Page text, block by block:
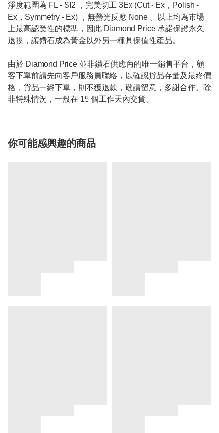
淨度範圍為 FL - SI2 ，完美切工 3Ex (Cut - Ex，Polish -
Ex，Symmetry - Ex) ，無螢光反應 None 。以上均為市場
上最高認受性的標準，因此 Diamond Price 承諾保證永久
退換，讓鑽石成為黃金以外另一種具保值性產品。
由於 Diamond Price 並非鑽石供應商的唯一銷售平台，顧
客下單前請先向客戶服務員聯絡，以確認貨品存量及最終價
格，貨品一經下單，則不獲退款，敬請留意，多謝合作。除
非特殊情況，一般在 15 個工作天內交貨。
你可能感興趣的商品